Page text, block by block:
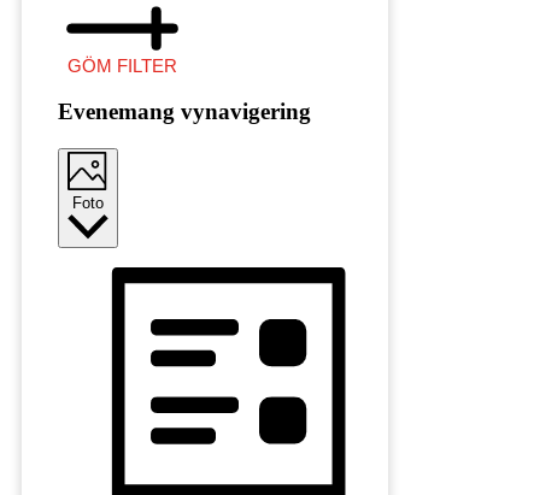
GÖM FILTER
Evenemang vynavigering
Foto